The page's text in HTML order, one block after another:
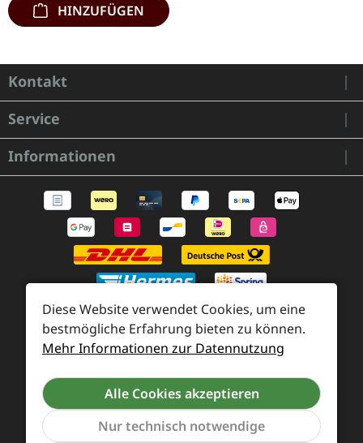
HINZUFÜGEN
Kontakt
Service
Informationen
Zahlung und Versand
Widerrufsrecht und Rücksendung
Kontakt
Händleranfragen
Cookie-Voreinstellungen
Diese Website verwendet Cookies, um eine
bestmögliche Erfahrung bieten zu können.
Mehr Informationen zur Datennutzung
Alle Cookies akzeptieren
Nur technisch notwendige